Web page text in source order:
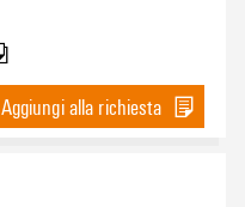
Aggiungi alla richiesta